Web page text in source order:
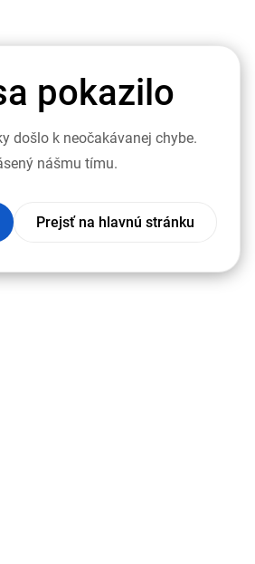
pokazilo
došlo k neočakávanej chybe.
nášmu tímu.
Prejsť na hlavnú stránku